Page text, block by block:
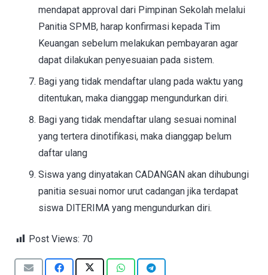
mendapat approval dari Pimpinan Sekolah melalui
Panitia SPMB, harap konfirmasi kepada Tim
Keuangan sebelum melakukan pembayaran agar
dapat dilakukan penyesuaian pada sistem.
Bagi yang tidak mendaftar ulang pada waktu yang
ditentukan, maka dianggap mengundurkan diri.
Bagi yang tidak mendaftar ulang sesuai nominal
yang tertera dinotifikasi, maka dianggap belum
daftar ulang
Siswa yang dinyatakan CADANGAN akan dihubungi
panitia sesuai nomor urut cadangan jika terdapat
siswa DITERIMA yang mengundurkan diri.
Post Views: 70